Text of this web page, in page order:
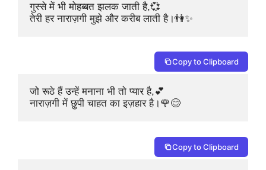
गुस्से में भी मोहब्बत झलक जाती है,💞
तेरी हर नाराज़गी मुझे और करीब लाती है।👫✨
Copy to Clipboard
जो रूठे हैं उन्हें मनाना भी तो प्यार है,💕
नाराज़गी में छुपी चाहत का इज़हार है।🌹😊
Copy to Clipboard